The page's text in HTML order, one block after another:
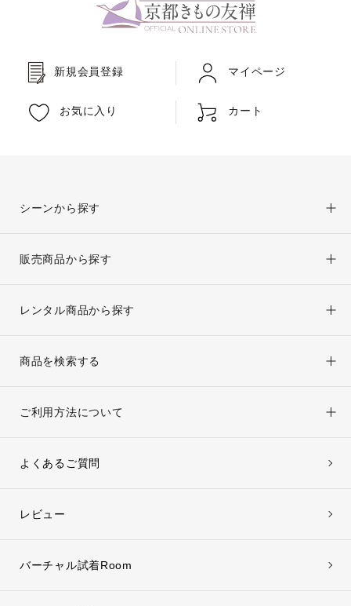
よくあるご質問
京都きもの友禅公式サイト
新規会員登録 マイページ
お気に入り カート
シーンから探す
販売商品から探す
レンタル商品から探す
商品を検索する
ご利用方法について
よくあるご質問
レビュー
バーチャル試着Room